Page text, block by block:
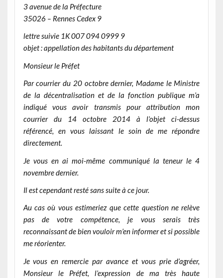
3 avenue de la Préfecture
35026 – Rennes Cedex 9
lettre suivie 1K 007 094 0999 9
objet : appellation des habitants du département
Monsieur le Préfet
Par courrier du 20 octobre dernier, Madame le Ministre
de la décentralisation et de la fonction publique m’a
indiqué vous avoir transmis pour attribution mon
courrier du 14 octobre 2014 à l’objet ci-dessus
référencé, en vous laissant le soin de me répondre
directement.
Je vous en ai moi-même communiqué la teneur le 4
novembre dernier.
Il est cependant resté sans suite à ce jour.
Au cas où vous estimeriez que cette question ne relève
pas de votre compétence, je vous serais très
reconnaissant de bien vouloir m’en informer et si possible
me réorienter.
Je vous en remercie par avance et vous prie d’agréer,
Monsieur le Préfet, l’expression de ma très haute